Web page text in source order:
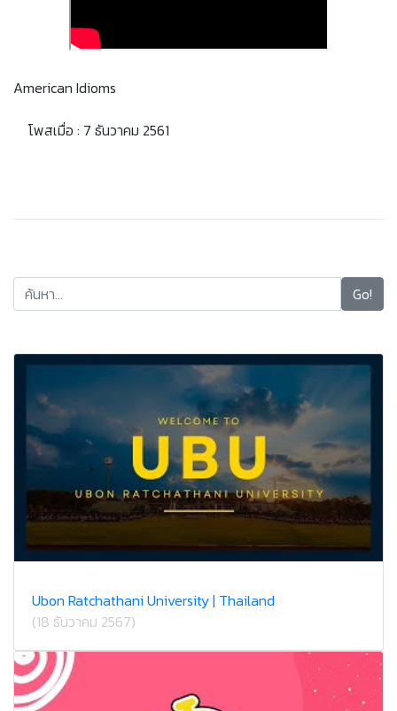
American Idioms
โพสเมื่อ : 7 ธันวาคม 2561
Go!
Ubon Ratchathani University | Thailand
(18 ธันวาคม 2567)